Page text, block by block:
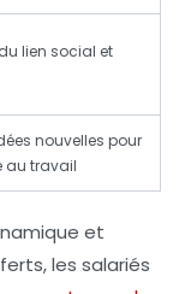
lien social et
nouvelles pour
au travail
et
les salariés